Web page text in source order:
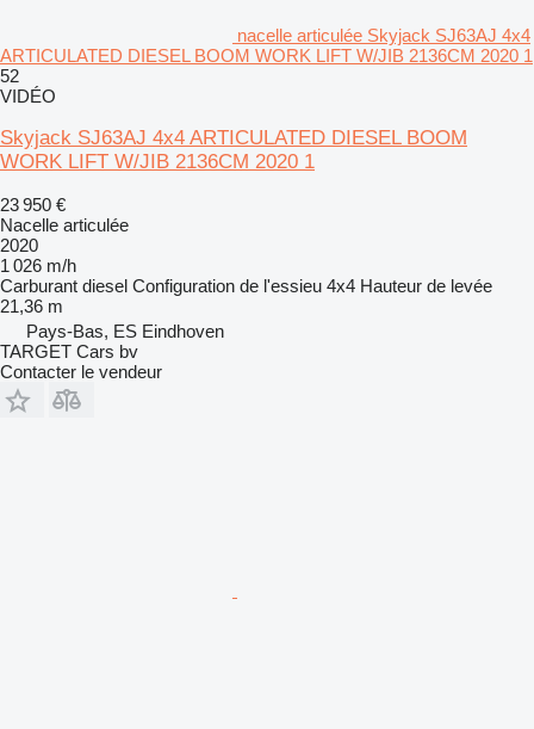
nacelle articulée Skyjack SJ63AJ 4x4
ARTICULATED DIESEL BOOM WORK LIFT W/JIB 2136CM 2020 1
52
VIDÉO
Skyjack SJ63AJ 4x4 ARTICULATED DIESEL BOOM
WORK LIFT W/JIB 2136CM 2020 1
23 950 €
Nacelle articulée
2020
1 026 m/h
Carburant diesel Configuration de l'essieu 4x4 Hauteur de levée
21,36 m
Pays-Bas, ES Eindhoven
TARGET Cars bv
Contacter le vendeur